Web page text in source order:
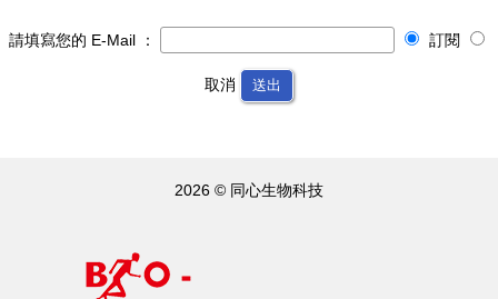
請填寫您的 E-Mail ： 訂閱
取消 送出
2026 © 同心生物科技